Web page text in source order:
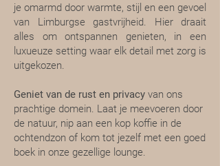
je omarmd door warmte, stijl en een gevoel
van Limburgse gastvrijheid. Hier draait
alles om ontspannen genieten, in een
luxueuze setting waar elk detail met zorg is
uitgekozen.
Geniet van de rust en privacy van ons
prachtige domein. Laat je meevoeren door
de natuur, nip aan een kop koffie in de
ochtendzon of kom tot jezelf met een goed
boek in onze gezellige lounge.